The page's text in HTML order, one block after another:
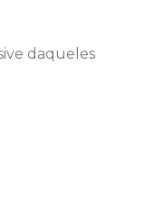
daqueles